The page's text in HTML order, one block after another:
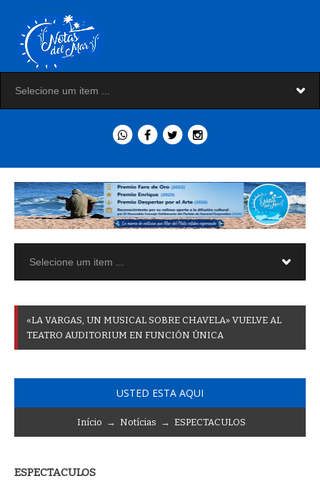
«LA VARGAS UN MUSICAL SOBRE CHAVELA» VUELVE AL
TEATRO AUDITORIUM EN FUNCIÓN ÚNICA
USTED ESTA AQUI
Início → Notícias → ESPECTACULOS
ESPECTACULOS